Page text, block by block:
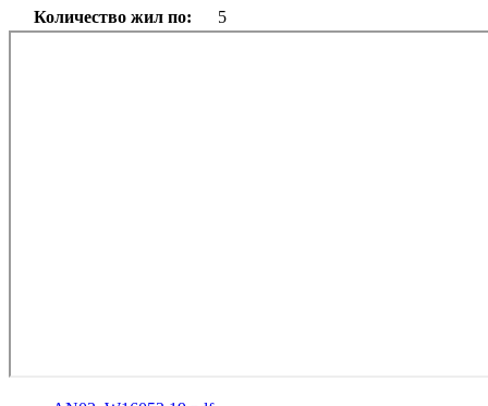
Количество жил по:
5